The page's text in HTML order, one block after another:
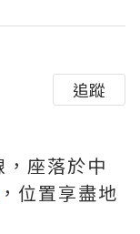
追蹤
座落於中
，位置享盡地